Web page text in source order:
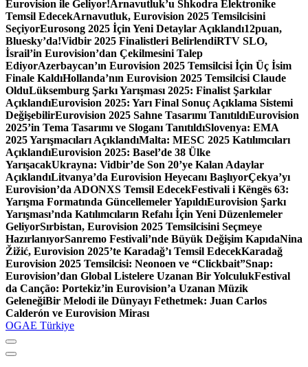
Eurovision ile Geliyor!Arnavutluk’u Shkodra Elektronike
Temsil EdecekArnavutluk, Eurovision 2025 Temsilcisini
SeçiyorEurosong 2025 İçin Yeni Detaylar Açıklandı12puan,
Bluesky’da!Vidbir 2025 Finalistleri BelirlendiRTV SLO,
İsrail’in Eurovision’dan Çekilmesini Talep
EdiyorAzerbaycan’ın Eurovision 2025 Temsilcisi İçin Üç İsim
Finale KaldıHollanda’nın Eurovision 2025 Temsilcisi Claude
OlduLüksemburg Şarkı Yarışması 2025: Finalist Şarkılar
AçıklandıEurovision 2025: Yarı Final Sonuç Açıklama Sistemi
DeğişebilirEurovision 2025 Sahne Tasarımı TanıtıldıEurovision
2025’in Tema Tasarımı ve Sloganı TanıtıldıSlovenya: EMA
2025 Yarışmacıları AçıklandıMalta: MESC 2025 Katılımcıları
AçıklandıEurovision 2025: Basel’de 38 Ülke
YarışacakUkrayna: Vidbir’de Son 20’ye Kalan Adaylar
AçıklandıLitvanya’da Eurovision Heyecanı BaşlıyorÇekya’yı
Eurovision’da ADONXS Temsil EdecekFestivali i Këngës 63:
Yarışma Formatında Güncellemeler YapıldıEurovision Şarkı
Yarışması’nda Katılımcıların Refahı İçin Yeni Düzenlemeler
GeliyorSırbistan, Eurovision 2025 Temsilcisini Seçmeye
HazırlanıyorSanremo Festivali’nde Büyük Değişim KapıdaNina
Žižić, Eurovision 2025’te Karadağ’ı Temsil EdecekKaradağ
Eurovision 2025 Temsilcisi: Neonoen ve “Clickbait”Snap:
Eurovision’dan Global Listelere Uzanan Bir YolculukFestival
da Canção: Portekiz’in Eurovision’a Uzanan Müzik
GeleneğiBir Melodi ile Dünyayı Fethetmek: Juan Carlos
Calderón ve Eurovision Mirası
OGAE Türkiye